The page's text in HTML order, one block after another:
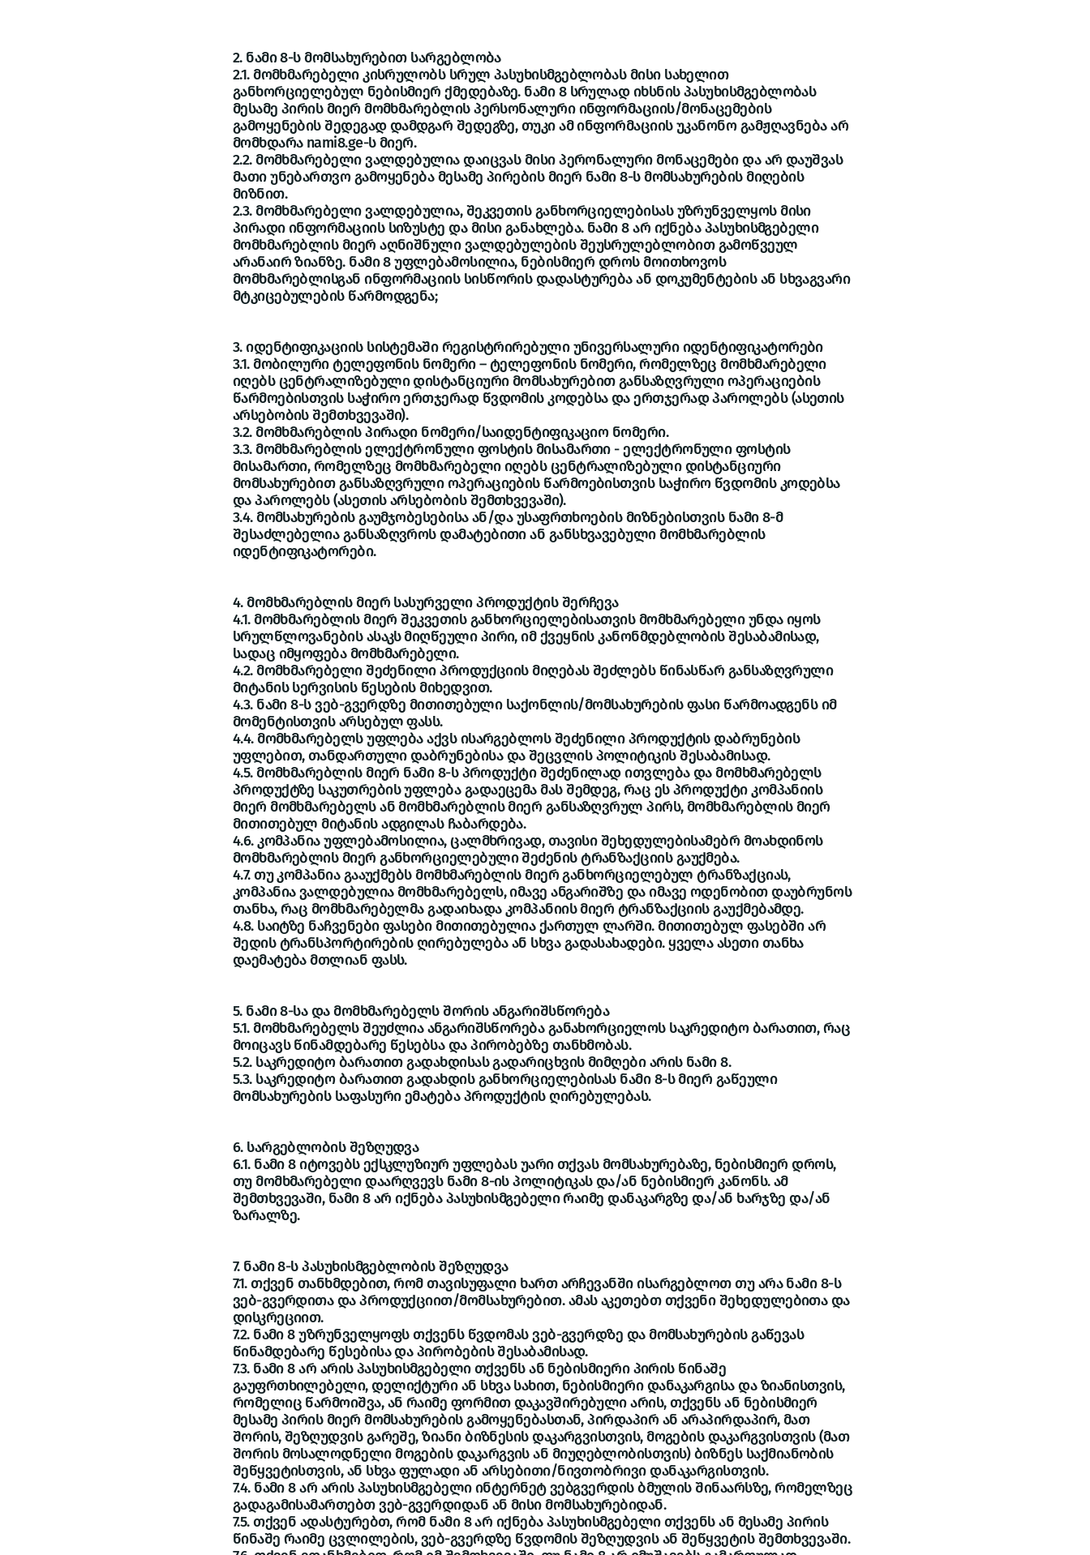
2. ნამი 8-ს მომსახურებით სარგებლობა
2.1. მომხმარებელი კისრულობს სრულ პასუხისმგებლობას მისი სახელით
განხორციელებულ ნებისმიერ ქმედებაზე. ნამი 8 სრულად იხსნის პასუხისმგებლობას
მესამე პირის მიერ მომხმარებლის პერსონალური ინფორმაციის/მონაცემების
გამოყენების შედეგად დამდგარ შედეგზე, თუკი ამ ინფორმაციის უკანონო გამჟღავნება არ
მომხდარა nami8.ge-ს მიერ.
2.2. მომხმარებელი ვალდებულია დაიცვას მისი პერონალური მონაცემები და არ დაუშვას
მათი უნებართვო გამოყენება მესამე პირების მიერ ნამი 8-ს მომსახურების მიღების
მიზნით.
2.3. მომხმარებელი ვალდებულია, შეკვეთის განხორციელებისას უზრუნველყოს მისი
პირადი ინფორმაციის სიზუსტე და მისი განახლება. ნამი 8 არ იქნება პასუხისმგებელი
მომხმარებლის მიერ აღნიშნული ვალდებულების შეუსრულებლობით გამოწვეულ
არანაირ ზიანზე. ნამი 8 უფლებამოსილია, ნებისმიერ დროს მოითხოვოს
მომხმარებლისგან ინფორმაციის სისწორის დადასტურება ან დოკუმენტების ან სხვაგვარი
მტკიცებულების წარმოდგენა;
3. იდენტიფიკაციის სისტემაში რეგისტრირებული უნივერსალური იდენტიფიკატორები
3.1. მობილური ტელეფონის ნომერი – ტელეფონის ნომერი, რომელზეც მომხმარებელი
იღებს ცენტრალიზებული დისტანციური მომსახურებით განსაზღვრული ოპერაციების
წარმოებისთვის საჭირო ერთჯერად წვდომის კოდებსა და ერთჯერად პაროლებს (ასეთის
არსებობის შემთხვევაში).
3.2. მომხმარებლის პირადი ნომერი/საიდენტიფიკაციო ნომერი.
3.3. მომხმარებლის ელექტრონული ფოსტის მისამართი - ელექტრონული ფოსტის
მისამართი, რომელზეც მომხმარებელი იღებს ცენტრალიზებული დისტანციური
მომსახურებით განსაზღვრული ოპერაციების წარმოებისთვის საჭირო წვდომის კოდებსა
და პაროლებს (ასეთის არსებობის შემთხვევაში).
3.4. მომსახურების გაუმჯობესებისა ან/და უსაფრთხოების მიზნებისთვის ნამი 8-მ
შესაძლებელია განსაზღვროს დამატებითი ან განსხვავებული მომხმარებლის
იდენტიფიკატორები.
4. მომხმარებლის მიერ სასურველი პროდუქტის შერჩევა
4.1. მომხმარებლის მიერ შეკვეთის განხორციელებისათვის მომხმარებელი უნდა იყოს
სრულწლოვანების ასაკს მიღწეული პირი, იმ ქვეყნის კანონმდებლობის შესაბამისად,
სადაც იმყოფება მომხმარებელი.
4.2. მომხმარებელი შეძენილი პროდუქციის მიღებას შეძლებს წინასწარ განსაზღვრული
მიტანის სერვისის წესების მიხედვით.
4.3. ნამი 8-ს ვებ-გვერდზე მითითებული საქონლის/მომსახურების ფასი წარმოადგენს იმ
მომენტისთვის არსებულ ფასს.
4.4. მომხმარებელს უფლება აქვს ისარგებლოს შეძენილი პროდუქტის დაბრუნების
უფლებით, თანდართული დაბრუნებისა და შეცვლის პოლიტიკის შესაბამისად.
4.5. მომხმარებლის მიერ ნამი 8-ს პროდუქტი შეძენილად ითვლება და მომხმარებელს
პროდუქტზე საკუთრების უფლება გადაეცემა მას შემდეგ, რაც ეს პროდუქტი კომპანიის
მიერ მომხმარებელს ან მომხმარებლის მიერ განსაზღვრულ პირს, მომხმარებლის მიერ
მითითებულ მიტანის ადგილას ჩაბარდება.
4.6. კომპანია უფლებამოსილია, ცალმხრივად, თავისი შეხედულებისამებრ მოახდინოს
მომხმარებლის მიერ განხორციელებული შეძენის ტრანზაქციის გაუქმება.
4.7. თუ კომპანია გააუქმებს მომხმარებლის მიერ განხორციელებულ ტრანზაქციას,
კომპანია ვალდებულია მომხმარებელს, იმავე ანგარიშზე და იმავე ოდენობით დაუბრუნოს
თანხა, რაც მომხმარებელმა გადაიხადა კომპანიის მიერ ტრანზაქციის გაუქმებამდე.
4.8. საიტზე ნაჩვენები ფასები მითითებულია ქართულ ლარში. მითითებულ ფასებში არ
შედის ტრანსპორტირების ღირებულება ან სხვა გადასახადები. ყველა ასეთი თანხა
დაემატება მთლიან ფასს.
5. ნამი 8-სა და მომხმარებელს შორის ანგარიშსწორება
5.1. მომხმარებელს შეუძლია ანგარიშსწორება განახორციელოს საკრედიტო ბარათით, რაც
მოიცავს წინამდებარე წესებსა და პირობებზე თანხმობას.
5.2. საკრედიტო ბარათით გადახდისას გადარიცხვის მიმღები არის ნამი 8.
5.3. საკრედიტო ბარათით გადახდის განხორციელებისას ნამი 8-ს მიერ გაწეული
მომსახურების საფასური ემატება პროდუქტის ღირებულებას.
6. სარგებლობის შეზღუდვა
6.1. ნამი 8 იტოვებს ექსკლუზიურ უფლებას უარი თქვას მომსახურებაზე, ნებისმიერ დროს,
თუ მომხმარებელი დაარღვევს ნამი 8-ის პოლიტიკას და/ან ნებისმიერ კანონს. ამ
შემთხვევაში, ნამი 8 არ იქნება პასუხისმგებელი რაიმე დანაკარგზე და/ან ხარჯზე და/ან
ზარალზე.
7. ნამი 8-ს პასუხისმგებლობის შეზღუდვა
7.1. თქვენ თანხმდებით, რომ თავისუფალი ხართ არჩევანში ისარგებლოთ თუ არა ნამი 8-ს
ვებ-გვერდითა და პროდუქციით/მომსახურებით. ამას აკეთებთ თქვენი შეხედულებითა და
დისკრეციით.
7.2. ნამი 8 უზრუნველყოფს თქვენს წვდომას ვებ-გვერდზე და მომსახურების გაწევას
წინამდებარე წესებისა და პირობების შესაბამისად.
7.3. ნამი 8 არ არის პასუხისმგებელი თქვენს ან ნებისმიერი პირის წინაშე
გაუფრთხილებელი, დელიქტური ან სხვა სახით, ნებისმიერი დანაკარგისა და ზიანისთვის,
რომელიც წარმოიშვა, ან რაიმე ფორმით დაკავშირებული არის, თქვენს ან ნებისმიერ
მესამე პირის მიერ მომსახურების გამოყენებასთან, პირდაპირ ან არაპირდაპირ, მათ
შორის, შეზღუდვის გარეშე, ზიანი ბიზნესის დაკარგვისთვის, მოგების დაკარგვისთვის (მათ
შორის მოსალოდნელი მოგების დაკარგვის ან მიუღებლობისთვის) ბიზნეს საქმიანობის
შეწყვეტისთვის, ან სხვა ფულადი ან არსებითი/ნივთობრივი დანაკარგისთვის.
7.4. ნამი 8 არ არის პასუხისმგებელი ინტერნეტ ვებგვერდის ბმულის შინაარსზე, რომელზეც
გადაგამისამართებთ ვებ-გვერდიდან ან მისი მომსახურებიდან.
7.5. თქვენ ადასტურებთ, რომ ნამი 8 არ იქნება პასუხისმგებელი თქვენს ან მესამე პირის
წინაშე რაიმე ცვლილების, ვებ-გვერდზე წვდომის შეზღუდვის ან შეწყვეტის შემთხვევაში.